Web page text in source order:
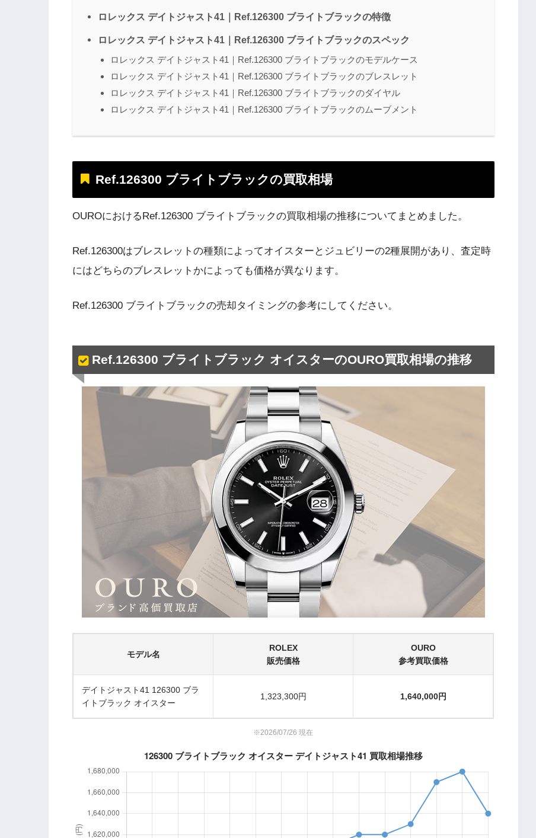
ロレックス デイトジャスト41｜Ref.126300 ブライトブラックの特徴
ロレックス デイトジャスト41｜Ref.126300 ブライトブラックのスペック
ロレックス デイトジャスト41｜Ref.126300 ブライトブラックのモデルケース
ロレックス デイトジャスト41｜Ref.126300 ブライトブラックのブレスレット
ロレックス デイトジャスト41｜Ref.126300 ブライトブラックのダイヤル
ロレックス デイトジャスト41｜Ref.126300 ブライトブラックのムーブメント
Ref.126300 ブライトブラックの買取相場
OUROにおけるRef.126300 ブライトブラックの買取相場の推移についてまとめました。
Ref.126300はブレスレットの種類によってオイスターとジュビリーの2種展開があり、査定時
にはどちらのブレスレットかによっても価格が異なります。
Ref.126300 ブライトブラックの売却タイミングの参考にしてください。
Ref.126300 ブライトブラック オイスターのOURO買取相場の推移
モデル名
ROLEX
販売価格
OURO
参考買取価格
デイトジャスト41 126300 ブラ
イトブラック オイスター
1,323,300円 1,640,000円
※2026/07/26 現在